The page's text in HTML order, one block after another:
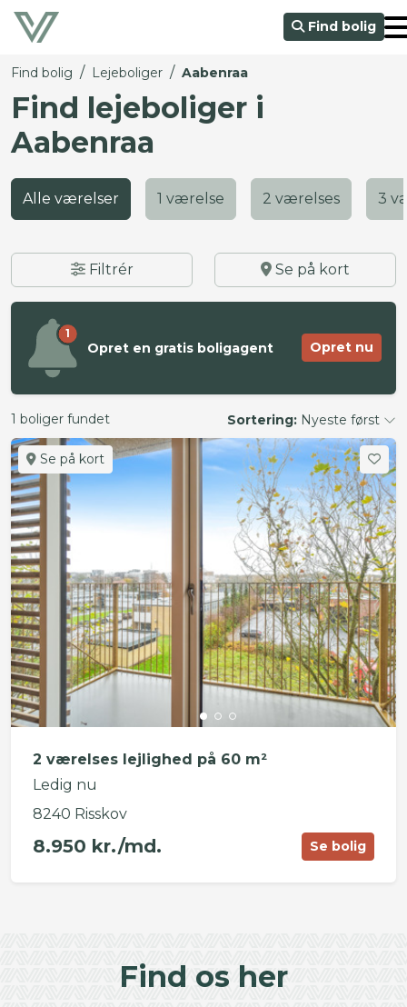
Find bolig
Find bolig / Lejeboliger / Aabenraa
Find lejeboliger i
Aabenraa
Alle værelser 1 værelse 2 værelses 3
Filtrér Se på kort
1
Opret en gratis boligagent Opret nu
1 boliger fundet Sortering: Nyeste først
Se på kort
2 værelses lejlighed på 60 m²
Ledig nu
8240 Risskov
8.950 kr./md. Se bolig
Find os her